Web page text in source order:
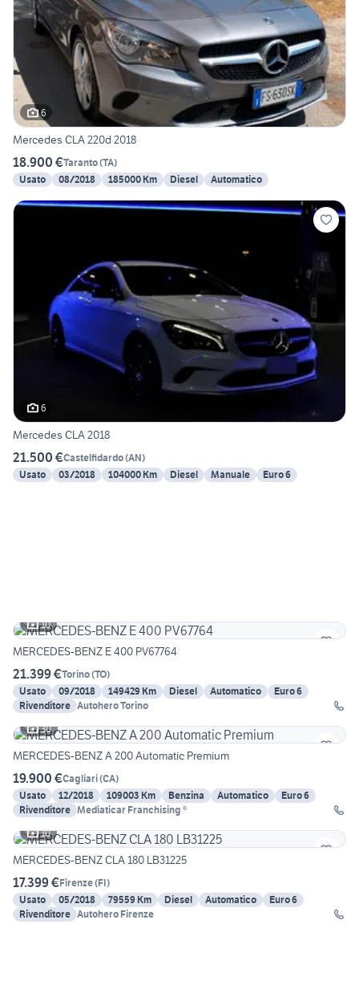
6
Mercedes CLA 220d 2018
18.900 €Taranto(TA)
Usato
08/2018 185000 Km Diesel Automatico
6
Mercedes CLA 2018
21.500 €Castelfidardo(AN)
Usato
03/2018 104000 Km Diesel Manuale Euro 6
10
MERCEDES-BENZ E 400 PV67764
21.399 €Torino(TO)
Usato
09/2018 149429 Km Diesel Automatico
Euro 6
Rivenditore Autohero Torino
30
MERCEDES-BENZ A 200 Automatic Premium
19.900 €Cagliari(CA)
Usato
12/2018 109003 Km Benzina Automatico
Euro 6
Rivenditore Mediaticar Franchising ®
10
MERCEDES-BENZ CLA 180 LB31225
17.399 €Firenze(FI)
Usato
05/2018 79559 Km Diesel Automatico
Euro 6
Rivenditore Autohero Firenze